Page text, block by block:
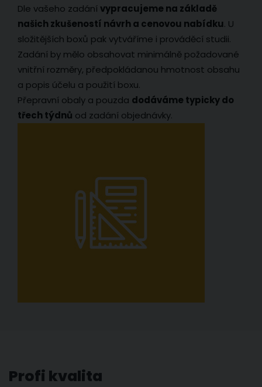
Dle vašeho zadánívypracujeme na základě
našich zkušeností návrh a cenovou nabídku. U
složitějších boxů pak vytváříme i prováděcí studii.
Zadání by mělo obsahovat minimálně požadované
vnitřní rozměry, předpokládanou hmotnost obsahu
a popis účelu a použití boxu.
Přepravní obaly a pouzda dodáváme typicky do
třech týdnů od zadání objednávky.
Profi kvalita